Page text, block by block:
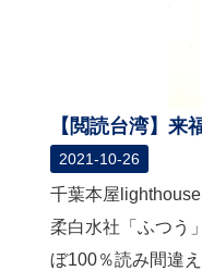
【閲読台湾】来
2021-10-26
千葉本屋
柔白水社「ふつう
ぼ100％読み間違